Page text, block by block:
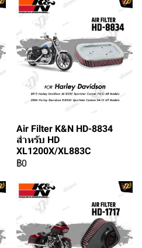
Air Filter K&N HD-8834
สำหรับ HD
XL1200X/XL883C
฿0